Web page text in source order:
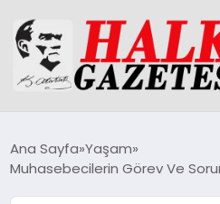
Ana Sayfa Yaşam
Muhasebecilerin Görev Ve